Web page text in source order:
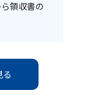
領収書の
る